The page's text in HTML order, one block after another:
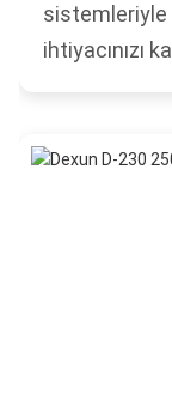
sistemleriyle
ihtiyacınızı